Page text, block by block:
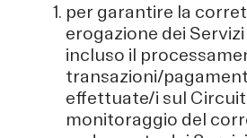
per garantire la
erogazione dei Servizi
incluso il
transazioni/
effettuate/i sul
monitoraggio del